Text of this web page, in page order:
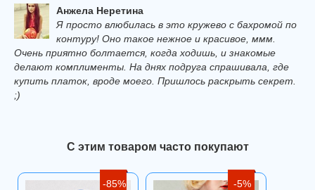
Анжела Неретина
Я просто влюбилась в это кружево с бахромой по
контуру! Оно такое нежное и красивое, ммм.
Очень приятно болтается, когда ходишь, и знакомые
делают комплименты. На днях подруга спрашивала, где
купить платок, вроде моего. Пришлось раскрыть секрет.
;)
С этим товаром часто покупают
-85% -5%